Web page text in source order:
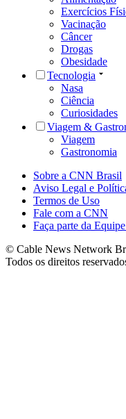
Exercícios
Vacinação
Câncer
Drogas
Obesidade
Tecnologia
Nasa
Ciência
Curiosidades
Viagem &
Viagem
Gastronomia
Sobre a CNN Brasil
Aviso Legal e
Termos de Uso
Fale com a CNN
Faça parte da
© Cable News Network
Todos os direitos